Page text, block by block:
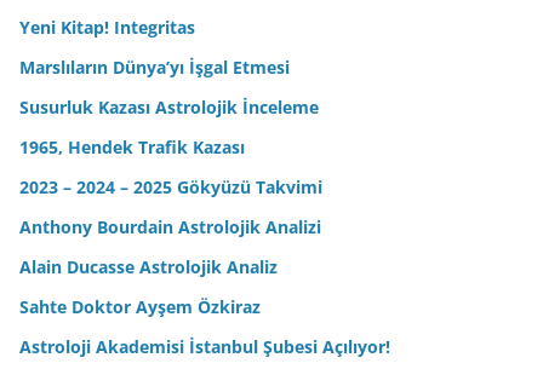
Yeni Kitap! Integritas
Marslıların Dünya’yı İşgal Etmesi
Susurluk Kazası Astrolojik İnceleme
1965, Hendek Trafik Kazası
2023 – 2024 – 2025 Gökyüzü Takvimi
Anthony Bourdain Astrolojik Analizi
Alain Ducasse Astrolojik Analiz
Sahte Doktor Ayşem Özkiraz
Astroloji Akademisi İstanbul Şubesi Açılıyor!